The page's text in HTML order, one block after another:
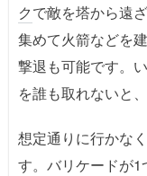
クで敵を塔から遠
集めて火箭などを
撃退も可能です。
を誰も取れないと
想定通りに行かな
す。バリケードが